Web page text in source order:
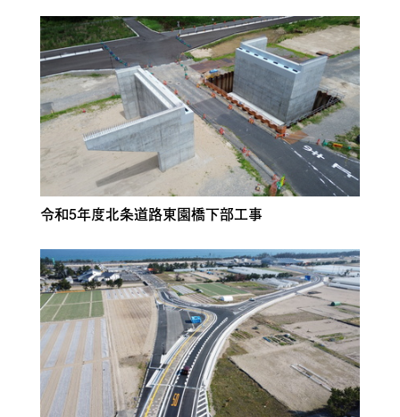
令和5年度北条道路東園橋下部工事